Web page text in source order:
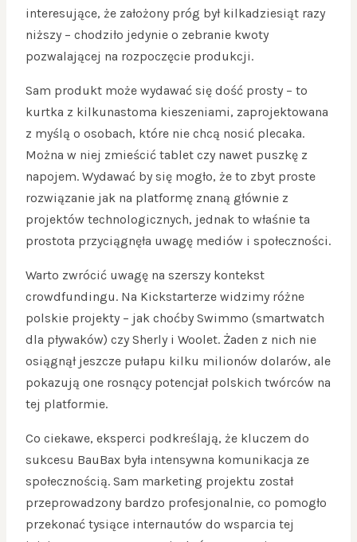
interesujące, że założony próg był kilkadziesiąt razy
niższy – chodziło jedynie o zebranie kwoty
pozwalającej na rozpoczęcie produkcji.
Sam produkt może wydawać się dość prosty – to
kurtka z kilkunastoma kieszeniami, zaprojektowana
z myślą o osobach, które nie chcą nosić plecaka.
Można w niej zmieścić tablet czy nawet puszkę z
napojem. Wydawać by się mogło, że to zbyt proste
rozwiązanie jak na platformę znaną głównie z
projektów technologicznych, jednak to właśnie ta
prostota przyciągnęła uwagę mediów i społeczności.
Warto zwrócić uwagę na szerszy kontekst
crowdfundingu. Na Kickstarterze widzimy różne
polskie projekty – jak choćby Swimmo (smartwatch
dla pływaków) czy Sherly i Woolet. Żaden z nich nie
osiągnął jeszcze pułapu kilku milionów dolarów, ale
pokazują one rosnący potencjał polskich twórców na
tej platformie.
Co ciekawe, eksperci podkreślają, że kluczem do
sukcesu BauBax była intensywna komunikacja ze
społecznością. Sam marketing projektu został
przeprowadzony bardzo profesjonalnie, co pomogło
przekonać tysiące internautów do wsparcia tej